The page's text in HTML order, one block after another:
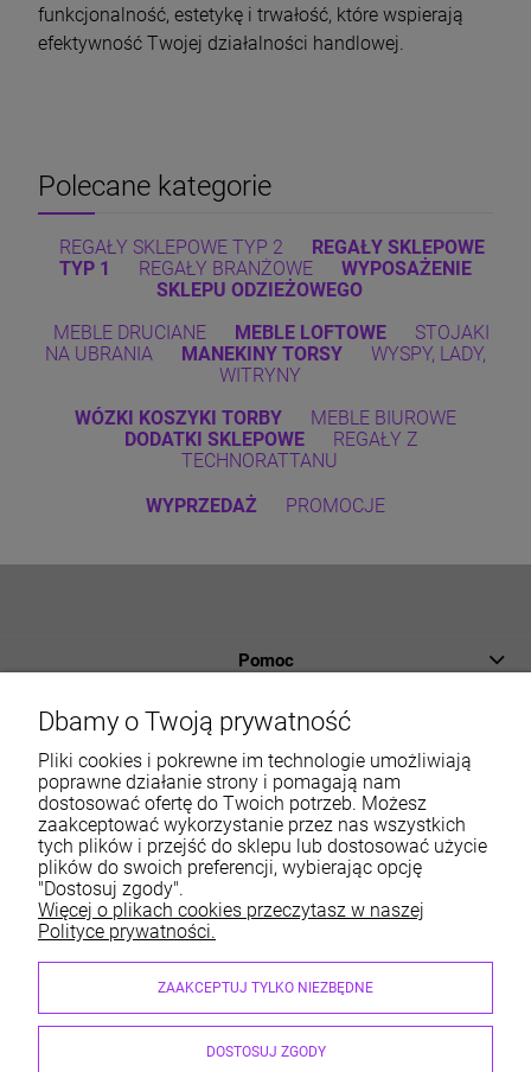
funkcjonalność, estetykę i trwałość, które wspierają
efektywność Twojej działalności handlowej.
Polecane kategorie
REGAŁY SKLEPOWE TYP 2
REGAŁY SKLEPOWE
TYP 1
REGAŁY BRANŻOWE
WYPOSAŻENIE
SKLEPU ODZIEŻOWEGO
MEBLE DRUCIANE
MEBLE LOFTOWE
STOJAKI
NA UBRANIA
MANEKINY TORSY
WYSPY, LADY,
WITRYNY
WÓZKI
KOSZYKI TORBY
MEBLE BIUROWE
DODATKI SKLEPOWE
REGAŁY Z
TECHNORATTANU
WYPRZEDAŻ
PROMOCJE
Pomoc
Płatności i dostawa
Informacje
O nas
Moje konto
Sklep internetowy ABM Wyposażamy Sklepy | ul. Dobry
Początek 6, 30-798 Kraków
sklep@abm.com.pl| 667 004 622, 515 212 597
NIP: 6792469111 | REGON: 351364718
Dbamy o Twoją prywatność
Pliki cookies i pokrewne im technologie umożliwiają
poprawne działanie strony i pomagają nam
dostosować ofertę do Twoich potrzeb. Możesz
zaakceptować wykorzystanie przez nas wszystkich
tych plików i przejść do sklepu lub dostosować użycie
plików do swoich preferencji, wybierając opcję
"Dostosuj zgody".
Więcej o plikach cookies przeczytasz w naszej
Polityce prywatności.
ZAAKCEPTUJ TYLKO NIEZBĘDNE
DOSTOSUJ ZGODY